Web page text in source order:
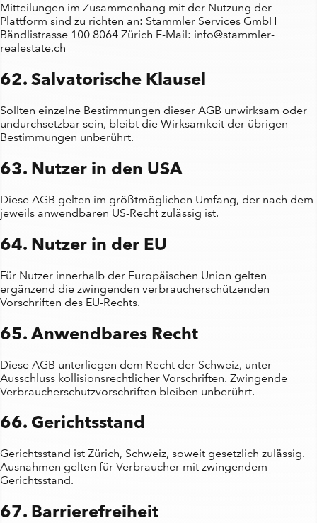
Mitteilungen im Zusammenhang mit der Nutzung der
Plattform sind zu richten an: Stammler Services GmbH
Bändlistrasse 100 8064 Zürich E-Mail: info@stammler-
realestate.ch
62. Salvatorische Klausel
Sollten einzelne Bestimmungen dieser AGB unwirksam oder
undurchsetzbar sein, bleibt die Wirksamkeit der übrigen
Bestimmungen unberührt.
63. Nutzer in den USA
Diese AGB gelten im größtmöglichen Umfang, der nach dem
jeweils anwendbaren US-Recht zulässig ist.
64. Nutzer in der EU
Für Nutzer innerhalb der Europäischen Union gelten
ergänzend die zwingenden verbraucherschützenden
Vorschriften des EU-Rechts.
65. Anwendbares Recht
Diese AGB unterliegen dem Recht der Schweiz, unter
Ausschluss kollisionsrechtlicher Vorschriften. Zwingende
Verbraucherschutzvorschriften bleiben unberührt.
66. Gerichtsstand
Gerichtsstand ist Zürich, Schweiz, soweit gesetzlich zulässig.
Ausnahmen gelten für Verbraucher mit zwingendem
Gerichtsstand.
67. Barrierefreiheit